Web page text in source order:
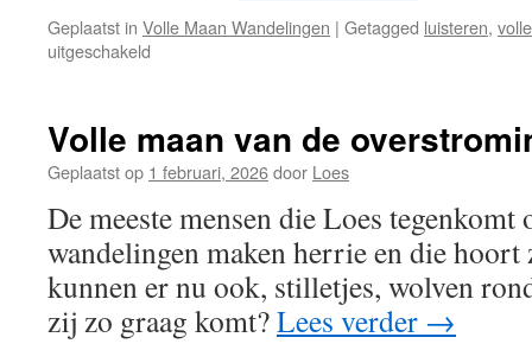
Geplaatst in Volle Maan Wandelingen | Getagged luisteren,
uitgeschakeld
de
havik
Volle maan van de
Geplaatst op 1 februari, 2026door Loes
De meeste mensen die Loes tegenkomt
wandelingen maken herrie en die hoort
kunnen er nu ook, stilletjes, wolven
zij zo graag komt?Lees verder →